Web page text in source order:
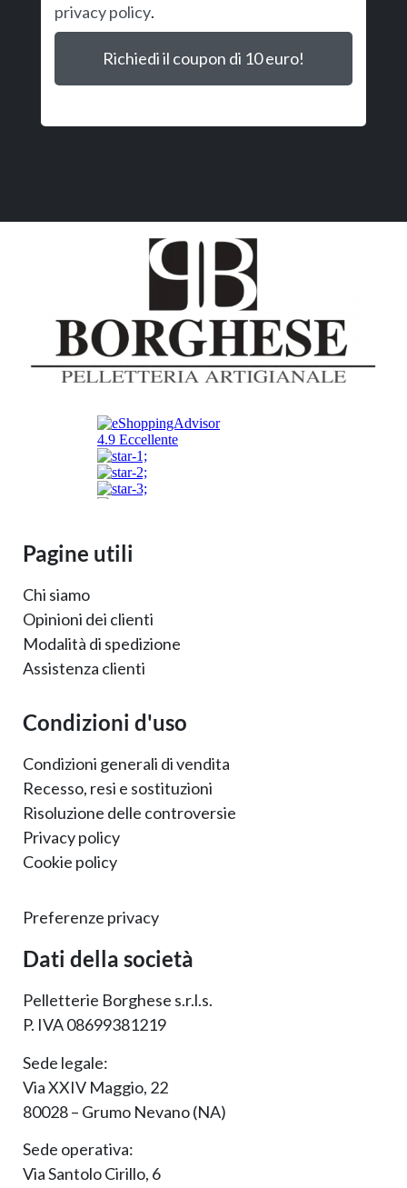
privacy policy.
Richiedi il coupon di 10 euro!
Pagine utili
Chi siamo
Opinioni dei clienti
Modalità di spedizione
Assistenza clienti
Condizioni d'uso
Condizioni generali di vendita
Recesso, resi e sostituzioni
Risoluzione delle controversie
Privacy policy
Cookie policy
Preferenze privacy
Dati della società
Pelletterie Borghese s.r.l.s.
P. IVA 08699381219
Sede legale:
Via XXIV Maggio, 22
80028 – Grumo Nevano (NA)
Sede operativa:
Via Santolo Cirillo, 6